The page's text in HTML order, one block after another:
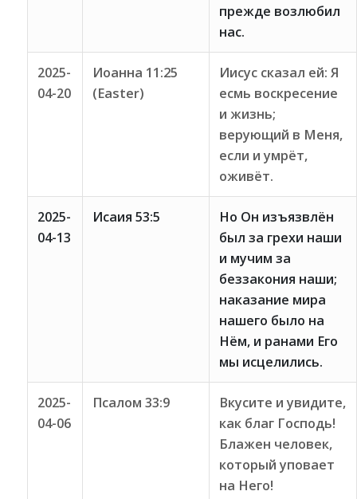
прежде возлюбил
нас.
2025-
04-20
Иоанна 11:25
(Easter)
Иисус сказал ей: Я
есмь воскресение
и жизнь;
верующий в Меня,
если и умрёт,
оживёт.
2025-
04-13
Исаия 53:5
Но Он изъязвлён
был за грехи наши
и мучим за
беззакония наши;
наказание мира
нашего было на
Нём, и ранами Его
мы исцелились.
2025-
04-06
Псалом 33:9
Вкусите и увидите,
как благ Господь!
Блажен человек,
который уповает
на Него!